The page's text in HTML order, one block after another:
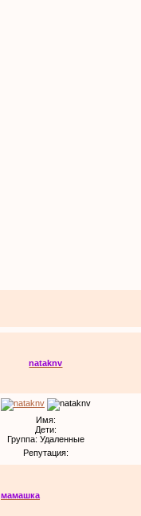
nataknv
Имя:
Дети:
Группа: Удаленные
Репутация:
мамашка